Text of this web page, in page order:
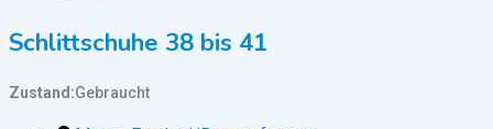
Schlittschuhe 38 bis 41
Zustand Gebraucht